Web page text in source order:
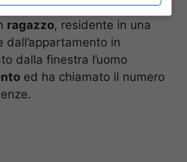
quando, scrive la redazione
ragazzo, residente in una
in
dalla finestra l’uomo
ed ha chiamato il numero